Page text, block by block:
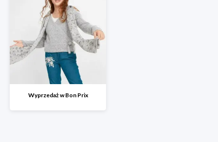
Wyprzedaż w Bon Prix